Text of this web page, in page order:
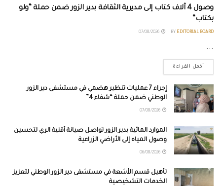
وصول 4 آلاف كتاب إلى مديرية الثقافة بدير الزور ضمن حملة “ولو
بكتاب”
BY EDITORIAL BOARD
...
أكمل القراءة
إجراء 7 عمليات تنظير هضمي في مستشفى دير الزور
الوطني ضمن حملة “شفاء 4”
الموارد المائية بدير الزور تواصل صيانة أقنية الري لتحسين
وصول المياه إلى الأراضي الزراعية
تأهيل قسم الأشعة في مستشفى دير الزور الوطني لتعزيز
الخدمات التشخيصية